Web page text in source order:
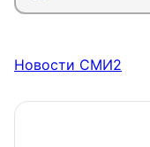
Новости СМИ2